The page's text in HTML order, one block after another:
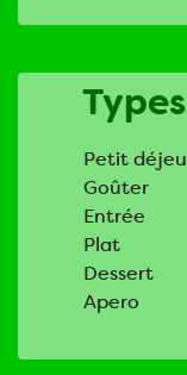
Types
Petit
Goûter
Entrée
Plat
Dessert
Apero